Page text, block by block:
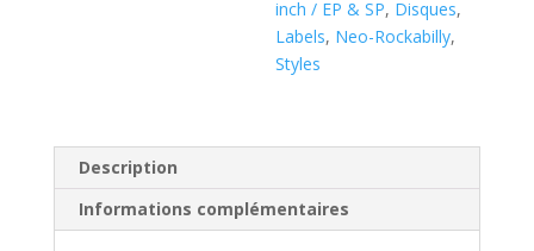
Now
(Vinyl,
UK-
1978
inch / EP & SP, Disques,
Labels, Neo-Rockabilly,
Styles
Description
Informations complémentaires